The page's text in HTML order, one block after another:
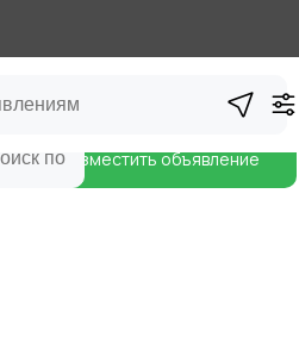
Разместить объявление